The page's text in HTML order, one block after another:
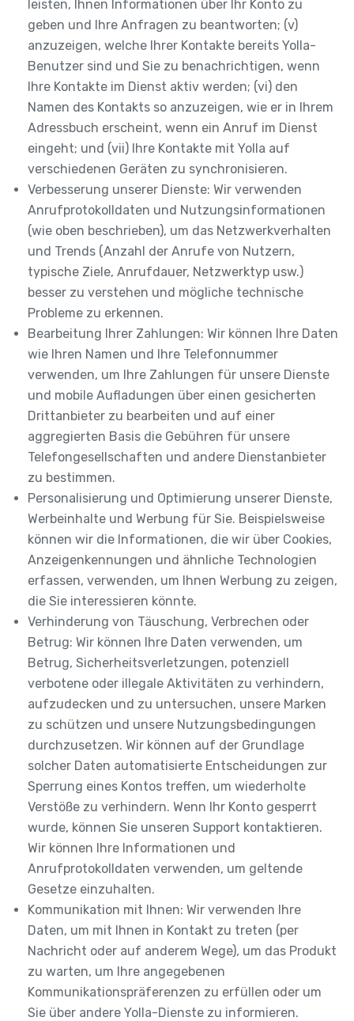
leisten, Ihnen Informationen über Ihr Konto zu
geben und Ihre Anfragen zu beantworten; (v)
anzuzeigen, welche Ihrer Kontakte bereits Yolla-
Benutzer sind und Sie zu benachrichtigen, wenn
Ihre Kontakte im Dienst aktiv werden; (vi) den
Namen des Kontakts so anzuzeigen, wie er in Ihrem
Adressbuch erscheint, wenn ein Anruf im Dienst
eingeht; und (vii) Ihre Kontakte mit Yolla auf
verschiedenen Geräten zu synchronisieren.
Verbesserung unserer Dienste: Wir verwenden
Anrufprotokolldaten und Nutzungsinformationen
(wie oben beschrieben), um das Netzwerkverhalten
und Trends (Anzahl der Anrufe von Nutzern,
typische Ziele, Anrufdauer, Netzwerktyp usw.)
besser zu verstehen und mögliche technische
Probleme zu erkennen.
Bearbeitung Ihrer Zahlungen: Wir können Ihre Daten
wie Ihren Namen und Ihre Telefonnummer
verwenden, um Ihre Zahlungen für unsere Dienste
und mobile Aufladungen über einen gesicherten
Drittanbieter zu bearbeiten und auf einer
aggregierten Basis die Gebühren für unsere
Telefongesellschaften und andere Dienstanbieter
zu bestimmen.
Personalisierung und Optimierung unserer Dienste,
Werbeinhalte und Werbung für Sie. Beispielsweise
können wir die Informationen, die wir über Cookies,
Anzeigenkennungen und ähnliche Technologien
erfassen, verwenden, um Ihnen Werbung zu zeigen,
die Sie interessieren könnte.
Verhinderung von Täuschung, Verbrechen oder
Betrug: Wir können Ihre Daten verwenden, um
Betrug, Sicherheitsverletzungen, potenziell
verbotene oder illegale Aktivitäten zu verhindern,
aufzudecken und zu untersuchen, unsere Marken
zu schützen und unsere Nutzungsbedingungen
durchzusetzen. Wir können auf der Grundlage
solcher Daten automatisierte Entscheidungen zur
Sperrung eines Kontos treffen, um wiederholte
Verstöße zu verhindern. Wenn Ihr Konto gesperrt
wurde, können Sie unseren Support kontaktieren.
Wir können Ihre Informationen und
Anrufprotokolldaten verwenden, um geltende
Gesetze einzuhalten.
Kommunikation mit Ihnen: Wir verwenden Ihre
Daten, um mit Ihnen in Kontakt zu treten (per
Nachricht oder auf anderem Wege), um das Produkt
zu warten, um Ihre angegebenen
Kommunikationspräferenzen zu erfüllen oder um
Sie über andere Yolla-Dienste zu informieren.